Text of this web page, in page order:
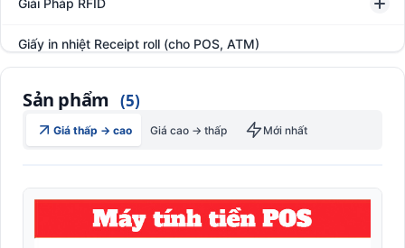
Giải Pháp RFID
Giấy in nhiệt Receipt roll (cho POS, ATM)
In thẻ khách hàng
Kệ siêu thị trưng bày
Sản phẩm (5)
Giá thấp → cao Giá cao → thấp Mới nhất